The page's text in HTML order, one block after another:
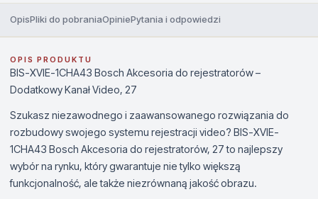
OpisPliki do pobraniaOpiniePytania i odpowiedzi
OPIS PRODUKTU
BIS-XVIE-1CHA43 Bosch Akcesoria do rejestratorów –
Dodatkowy Kanał Video, 27
Szukasz niezawodnego i zaawansowanego rozwiązania do
rozbudowy swojego systemu rejestracji video? BIS-XVIE-
1CHA43 Bosch Akcesoria do rejestratorów, 27 to najlepszy
wybór na rynku, który gwarantuje nie tylko większą
funkcjonalność, ale także niezrównaną jakość obrazu.